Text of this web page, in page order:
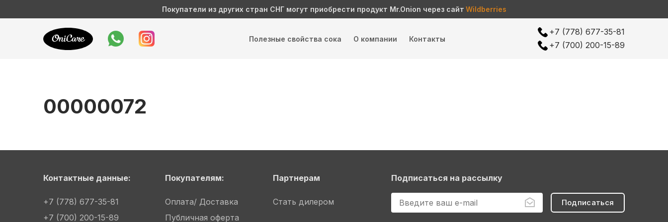
Покупатели из других стран СНГ могут приобрести продукт Mr.Onion через сайт Wildberries
Полезные свойства сока О компании Контакты
+7 (778) 677-35-81
+7 (700) 200-15-89
00000072
Контактные данные:
+7 (778) 677-35-81
+7 (700) 200-15-89
Покупателям:
Оплата/ Доставка
Публичная оферта
Партнерам
Стать дилером
Подписаться на рассылку